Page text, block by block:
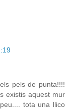
pels de punta!!!!
existis aquest mur
tota una llico